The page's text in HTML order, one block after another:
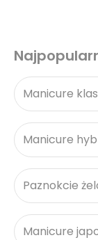
Manicure
Manicure
Paznokcie
Manicure